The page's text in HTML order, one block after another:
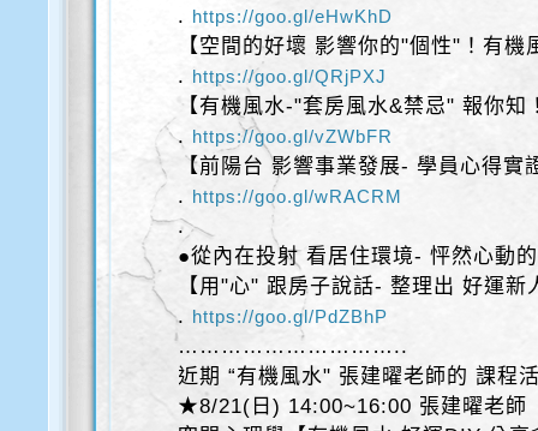
. https://goo.gl/eHwKhD
【空間的好壞 影響你的"個性"！有機
. https://goo.gl/QRjPXJ
【有機風水-"套房風水&禁忌" 報你知
. https://goo.gl/vZWbFR
【前陽台 影響事業發展- 學員心得實
. https://goo.gl/wRACRM
.
●從內在投射 看居住環境- 怦然心動
【用"心" 跟房子說話- 整理出 好運新
. https://goo.gl/PdZBhP
…………………………..
近期 “有機風水" 張建曜老師的 課程
★8/21(日) 14:00~16:00 張建曜老師